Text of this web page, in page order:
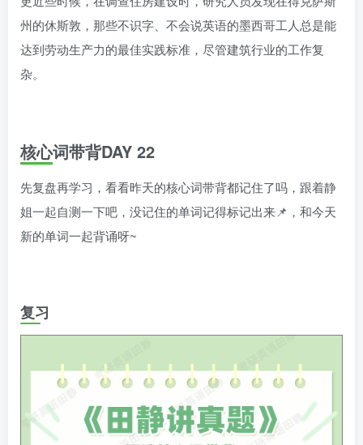
州的休斯敦，那些不识字、不会说英语的墨西哥工人总是能
达到劳动生产力的最佳实践标准，尽管建筑行业的工作复
杂。
核心词带背DAY 22
先复盘再学习，看看昨天的核心词带背都记住了吗，跟着静
姐一起自测一下吧，没记住的单词记得标记出来📌，和今天
新的单词一起背诵呀~
复习